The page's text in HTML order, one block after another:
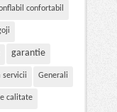
confortabil
garantie
servicii Generali
calitate